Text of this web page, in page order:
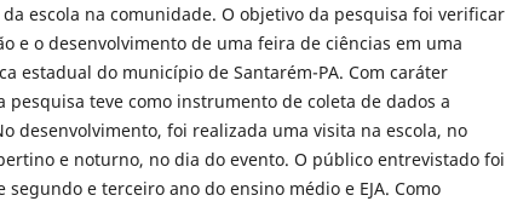
escola na comunidade. O objetivo da pesquisa foi verificar
e o desenvolvimento de uma feira de ciências em uma
estadual do município de Santarém-PA. Com caráter
pesquisa teve como instrumento de coleta de dados a
desenvolvimento, foi realizada uma visita na escola, no
e noturno, no dia do evento. O público entrevistado foi
segundo e terceiro ano do ensino médio e EJA. Como